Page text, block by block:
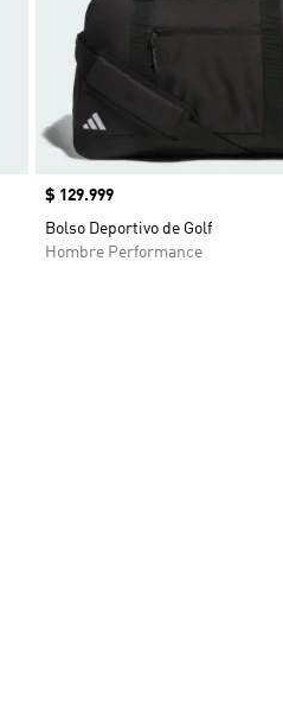
Precio
$ 129.999
Bolso Deportivo de Golf
Hombre Performance